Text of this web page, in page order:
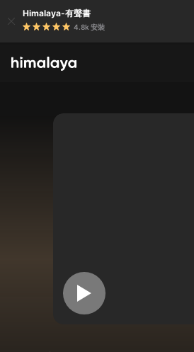
Himalaya-有聲書
4.8k 安裝